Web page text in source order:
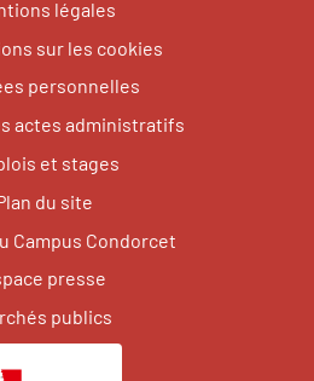
légales
sur les cookies
personnelles
actes administratifs
et stages
du site
Campus Condorcet
presse
publics